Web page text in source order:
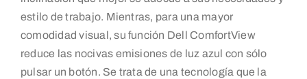
estilo de trabajo. Mientras, para una mayor
comodidad visual, su función Dell ComfortView
reduce las nocivas emisiones de luz azul con sólo
pulsar un botón. Se trata de una tecnología que la